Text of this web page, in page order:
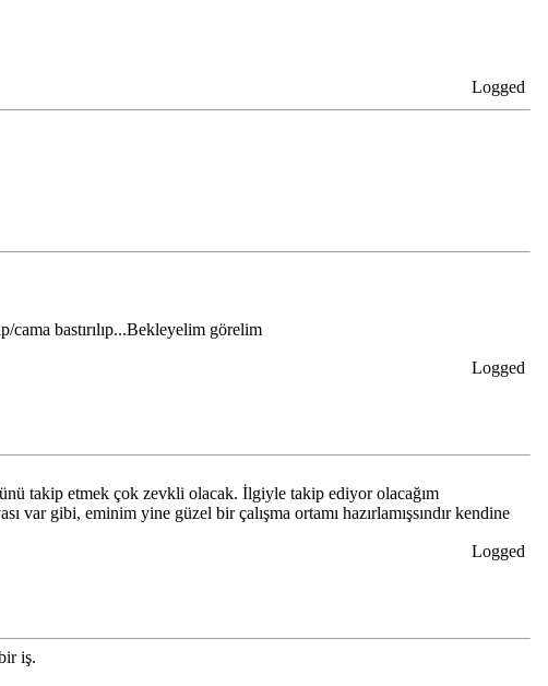
Logged
cama bastırılıp...Bekleyelim görelim
Logged
takip etmek çok zevkli olacak. İlgiyle takip ediyor olacağım
var gibi, eminim yine güzel bir çalışma ortamı hazırlamışsındır kendine
Logged
iş.